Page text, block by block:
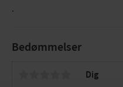
.
Bedømmelser
Dig